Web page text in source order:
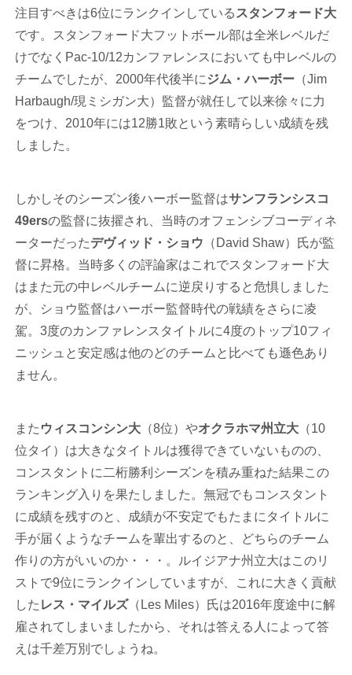
注目すべきは6位にランクインしている スタンフォード大
です。スタンフォード大フットボール部は全米レベルだ
けでなくPac-10/12カンファレンスにおいても中レベルの
チームでしたが、2000年代後半にジム・ハーボー （Jim
Harbaugh/現ミシガン大）監督が就任して以来徐々に力
をつけ、2010年には12勝1敗という素晴らしい成績を残
しました。
しかしそのシーズン後ハーボー監督はサンフランシスコ
49ersの監督に抜擢され、当時のオフェンシブコーディネ
ーターだったデヴィッド・ショウ （David Shaw）氏が監
督に昇格。当時多くの評論家はこれでスタンフォード大
はまた元の中レベルチームに逆戻りすると危惧しました
が、ショウ監督はハーボー監督時代の戦績をさらに凌
駕。3度のカンファレンスタイトルに4度のトップ10フィ
ニッシュと安定感は他のどのチームと比べても遜色あり
ません。
また ウィスコンシン大 （8位）やオクラホマ州立大 （10
位タイ）は大きなタイトルは獲得できていないものの、
コンスタントに二桁勝利シーズンを積み重ねた結果この
ランキング入りを果たしました。無冠でもコンスタント
に成績を残すのと、成績が不安定でもたまにタイトルに
手が届くようなチームを輩出するのと、どちらのチーム
作りの方がいいのか・・・。ルイジアナ州立大はこのリ
ストで9位にランクインしていますが、これに大きく貢献
した レス・マイルズ（Les Miles）氏は2016年度途中に解
雇されてしまいましたから、それは答える人によって答
えは千差万別でしょうね。